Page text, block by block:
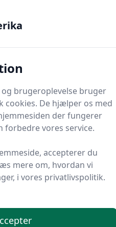
Fodbold i
brugeroplevelse bruger
cookies. De hjælper os med
der fungerer
forbedre vores service.
accepterer du
mere om, hvordan vi
i vores privatlivspolitik.